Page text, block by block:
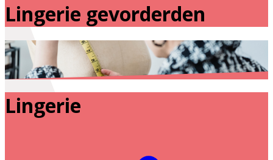
Lingerie gevorderden
Lingerie